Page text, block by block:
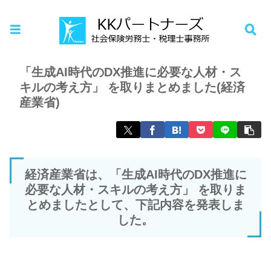
お知らせ
「生成AI時代のDX推進に必要な人材・ス
キルの考え方」 を取りまとめました(経済
産業省)
経済産業省は、「生成AI時代のDX推進に
必要な人材・スキルの考え方」 を取りま
とめましたとして、下記内容を発表しま
した。